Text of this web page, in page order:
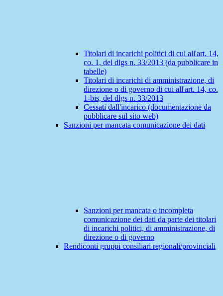
Titolari di incarichi politici di cui all'art. 14,
co. 1, del dlgs n. 33/2013 (da pubblicare in
tabelle)
Titolari di incarichi di amministrazione, di
direzione o di governo di cui all'art. 14, co.
1-bis, del dlgs n. 33/2013
Cessati dall'incarico (documentazione da
pubblicare sul sito web)
Sanzioni per mancata comunicazione dei dati
Sanzioni per mancata o incompleta
comunicazione dei dati da parte dei titolari
di incarichi politici, di amministrazione, di
direzione o di governo
Rendiconti gruppi consiliari regionali/provinciali